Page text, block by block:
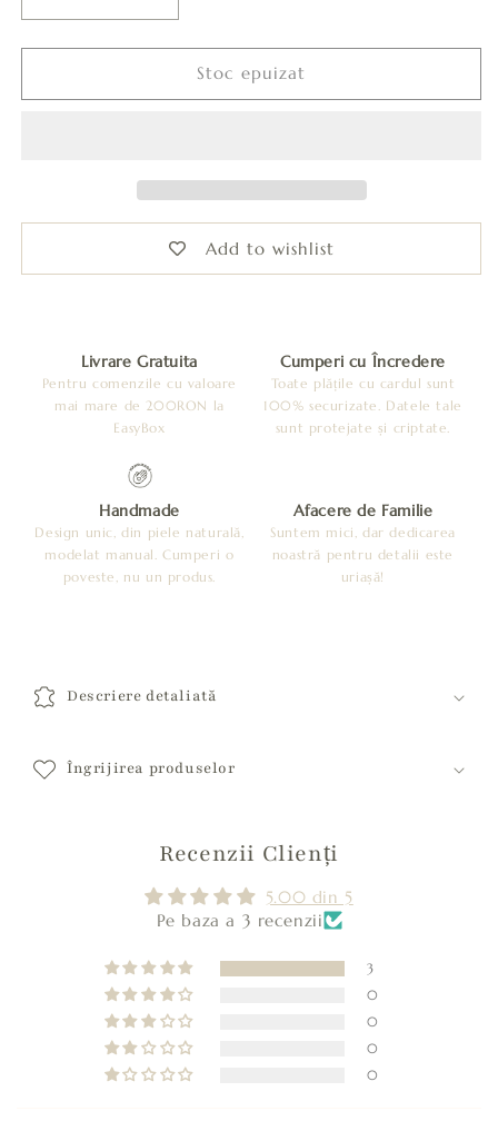
cantitatea
pentru
Trandafir
cantitatea
pentru
Cercei
Trandafir
Stoc epuizat
Add to wishlist
Livrare Gratuita
Pentru comenzile cu valoare
mai mare de 200RON la
EasyBox
Cumperi cu Încredere
Toate plățile cu cardul sunt
100% securizate. Datele tale
sunt protejate și criptate.
Handmade
Design unic, din piele naturală,
modelat manual. Cumperi o
poveste, nu un produs.
Afacere de Familie
Suntem mici, dar dedicarea
noastră pentru detalii este
uriașă!
Descriere detaliată
Îngrijirea produselor
Recenzii Clienți
5.00 din 5
Pe baza a 3 recenzii
3
0
0
0
0